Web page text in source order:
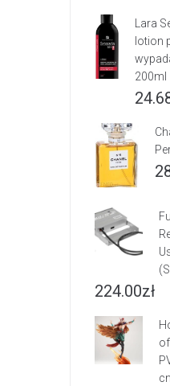
Lara
lotion
200ml
224.00zł